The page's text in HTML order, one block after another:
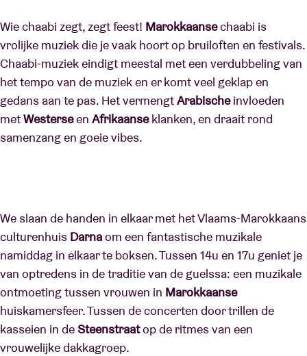
Wie chaabi zegt, zegt feest! Marokkaansechaabi is
vrolijke muziek die je vaak hoort op bruiloften en festivals.
Chaabi-muziek eindigt meestal met een verdubbeling van
het tempo van de muziek en er komt veel geklap en
gedans aan te pas. Het vermengtArabischeinvloeden
metWesterseen Afrikaanseklanken, en draait rond
samenzang en goeie vibes.
We slaan de handen in elkaar met het Vlaams-Marokkaans
culturenhuis Darnaom een fantastische muzikale
namiddag in elkaar te boksen. Tussen 14u en 17u geniet je
van optredens in de traditie van de guelssa: een muzikale
ontmoeting tussen vrouwen in Marokkaanse
huiskamersfeer. Tussen de concerten door trillen de
kasseien in de Steenstraatop de ritmes van een
vrouwelijke dakkagroep.